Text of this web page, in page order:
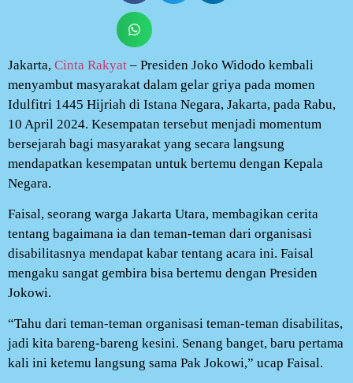
Jakarta, Cinta Rakyat – Presiden Joko Widodo kembali
menyambut masyarakat dalam gelar griya pada momen
Idulfitri 1445 Hijriah di Istana Negara, Jakarta, pada Rabu,
10 April 2024. Kesempatan tersebut menjadi momentum
bersejarah bagi masyarakat yang secara langsung
mendapatkan kesempatan untuk bertemu dengan Kepala
Negara.
Faisal, seorang warga Jakarta Utara, membagikan cerita
tentang bagaimana ia dan teman-teman dari organisasi
disabilitasnya mendapat kabar tentang acara ini. Faisal
mengaku sangat gembira bisa bertemu dengan Presiden
Jokowi.
“Tahu dari teman-teman organisasi teman-teman disabilitas,
jadi kita bareng-bareng kesini. Senang banget, baru pertama
kali ini ketemu langsung sama Pak Jokowi,” ucap Faisal.